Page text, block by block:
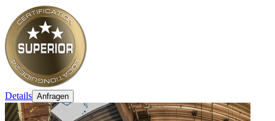
Details Anfragen